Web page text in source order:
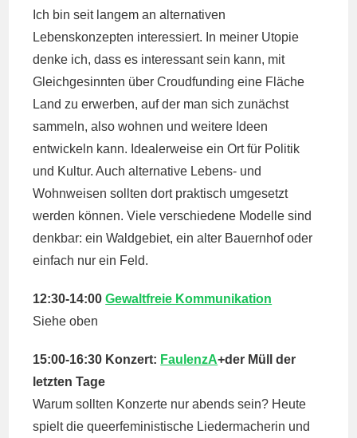
Ich bin seit langem an alternativen
Lebenskonzepten interessiert. In meiner Utopie
denke ich, dass es interessant sein kann, mit
Gleichgesinnten über Croudfunding eine Fläche
Land zu erwerben, auf der man sich zunächst
sammeln, also wohnen und weitere Ideen
entwickeln kann. Idealerweise ein Ort für Politik
und Kultur. Auch alternative Lebens- und
Wohnweisen sollten dort praktisch umgesetzt
werden können. Viele verschiedene Modelle sind
denkbar: ein Waldgebiet, ein alter Bauernhof oder
einfach nur ein Feld.
12:30-14:00Gewaltfreie Kommunikation
Siehe oben
15:00-16:30 Konzert: FaulenzA+der Müll der
letzten Tage
Warum sollten Konzerte nur abends sein? Heute
spielt die queerfeministische Liedermacherin und